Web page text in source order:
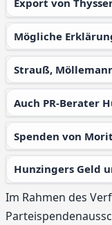
Export von
Mögliche
Strauß,
Auch PR-Berater
Spenden von
Hunzingers
Im Rahmen des